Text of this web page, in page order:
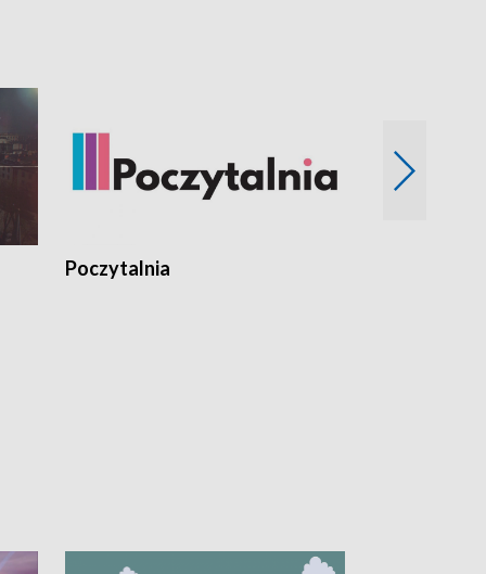
Poczytalnia